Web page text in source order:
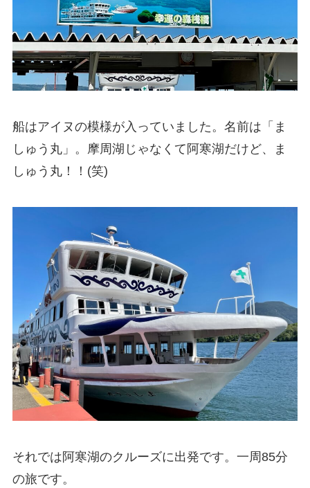
船はアイヌの模様が入っていました。名前は「ま
しゅう丸」。摩周湖じゃなくて阿寒湖だけど、ま
しゅう丸！！(笑)
それでは阿寒湖のクルーズに出発です。一周85分
の旅です。